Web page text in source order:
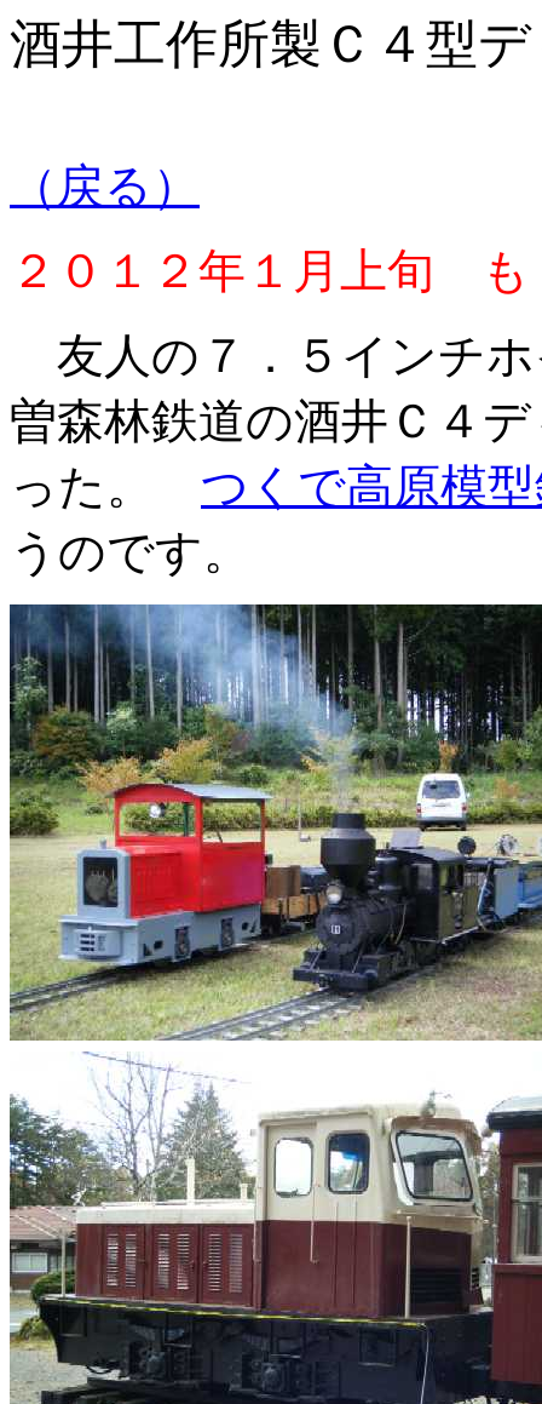
酒井工作所製Ｃ４型
（戻る）
２０１２年１月上旬 も
友人の７．５インチ
曽森林鉄道の酒井Ｃ４
った。 つくで高原模
うのです。